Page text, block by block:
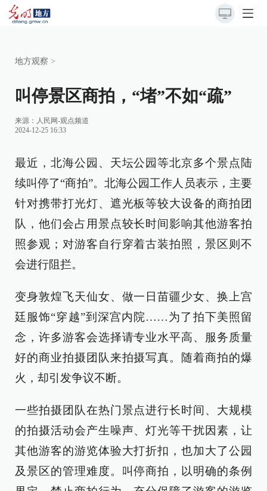
地方观察 >
叫停景区商拍，“堵”不如“疏”
来源： 人民网-观点频道
2024-12-25 16:33
最近，北海公园、天坛公园等北京多个景点陆
续叫停了“商拍”。北海公园工作人员表示，主要
针对携带打光灯、遮光板等较大设备的商拍团
队，他们会占用景点较长时间影响其他游客拍
照参观；对游客自行穿着古装拍照，景区则不
会进行阻拦。
变身敦煌飞天仙女、做一日苗疆少女、换上宫
廷服饰“穿越”到深宫内院……为了拍下美照留
念，许多游客会选择请专业水平高、服务质量
好的商业拍摄团队来拍摄写真。随着商拍的爆
火，却引发争议不断。
一些拍摄团队在热门景点进行长时间、大规模
的拍摄活动会产生噪声、灯光等干扰因素，让
其他游客的游览体验大打折扣，也加大了公园
及景区的管理难度。叫停商拍，以明确的条例